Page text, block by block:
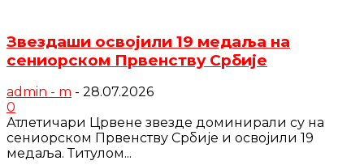
Звездаши освојили 19 медаља на
сениорском Првенству Србије
admin - m - 28.07.2026
0
Атлетичари Црвене звезде доминирали су на
сениорском Првенству Србије и освојили 19
медаља. Титулом...